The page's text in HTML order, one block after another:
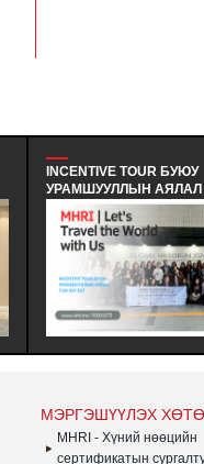
ажиллагсадтайгаа
харилцаатай байх
хамтын
санал болгож байна.
INCENTIVE TOUR БУЮУ
УРАМШУУЛЛЫН
- INCENTIVE TOUR
АЖИЛЧИД, БИЗНЕС
ЭСВЭЛ
ЗОРИГ ӨГӨХ, ТЭДНИЙ
ГҮЙЦЭТГЭЛИЙГ
ЗОРИЛГООР ЗОХИОН
АЯЛАЛ ЮМ.
МЭРГЭШҮҮЛЭХ
MHRI - Хүний нөөцийн
сертификатын